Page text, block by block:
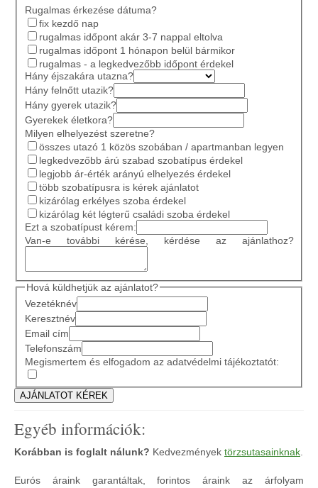
Rugalmas érkezése dátuma?
fix kezdő nap
rugalmas időpont akár 3-7 nappal eltolva
rugalmas időpont 1 hónapon belül bármikor
rugalmas - a legkedvezőbb időpont érdekel
Hány éjszakára utazna?
Hány felnőtt utazik?
Hány gyerek utazik?
Gyerekek életkora?
Milyen elhelyezést szeretne?
összes utazó 1 közös szobában / apartmanban legyen
legkedvezőbb árú szabad szobatípus érdekel
legjobb ár-érték arányú elhelyezés érdekel
több szobatípusra is kérek ajánlatot
kizárólag erkélyes szoba érdekel
kizárólag két légterű családi szoba érdekel
Ezt a szobatípust kérem:
Van-e további kérése, kérdése az ajánlathoz?
Hová küldhetjük az ajánlatot?
Vezetéknév
Keresztnév
Email cím
Telefonszám
Megismertem és elfogadom az adatvédelmi tájékoztatót:
Egyéb információk:
Korábban is foglalt nálunk? Kedvezmények törzsutasainknak.
Eurós áraink garantáltak, forintos áraink az árfolyam